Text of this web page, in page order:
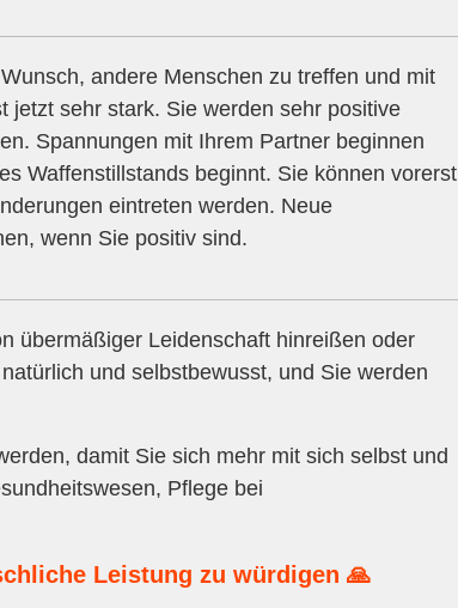
andere Menschen zu treffen und mit
jetzt sehr stark. Sie werden sehr positive
Spannungen mit Ihrem Partner beginnen
Waffenstillstands beginnt. Sie können vorerst
eintreten werden. Neue
wenn Sie positiv sind.
übermäßiger Leidenschaft hinreißen oder
und selbstbewusst, und Sie werden
damit Sie sich mehr mit sich selbst und
Pflege bei
Leistung zu würdigen 🙏